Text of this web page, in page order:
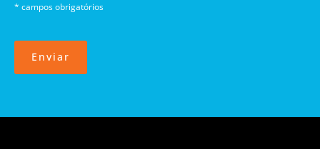
* campos obrigatórios
Enviar